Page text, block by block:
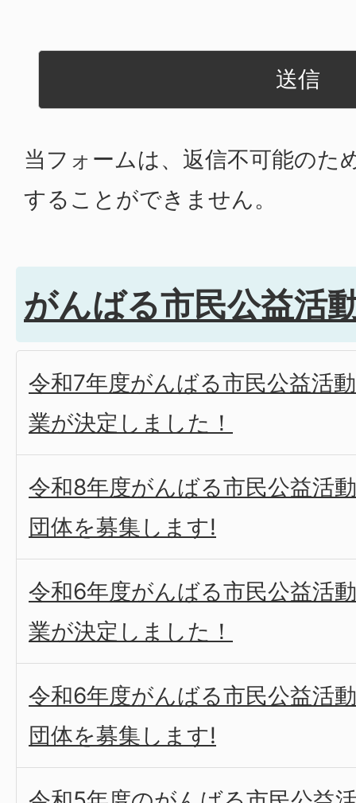
当フォームは、返信不可能のた
することができません。
がんばる市民公益活
令和7年度がんばる市民公益活
業が決定しました！
令和8年度がんばる市民公益活
団体を募集します!
令和6年度がんばる市民公益活
業が決定しました！
令和6年度がんばる市民公益活
団体を募集します!